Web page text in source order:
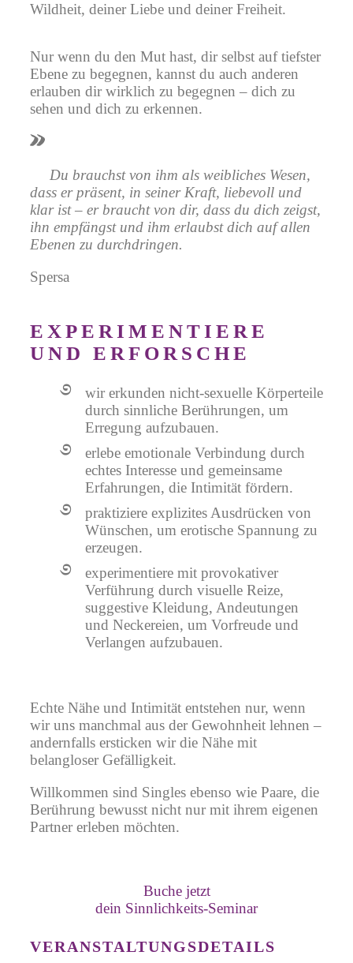
Wildheit, deiner Liebe und deiner Freiheit.
Nur wenn du den Mut hast, dir selbst auf tiefster
Ebene zu begegnen, kannst du auch anderen
erlauben dir wirklich zu begegnen – dich zu
sehen und dich zu erkennen.
Du brauchst von ihm als weibliches Wesen,
dass er präsent, in seiner Kraft, liebevoll und
klar ist – er braucht von dir, dass du dich zeigst,
ihn empfängst und ihm erlaubst dich auf allen
Ebenen zu durchdringen.
Spersa
EXPERIMENTIERE
UND ERFORSCHE
wir erkunden nicht-sexuelle Körperteile
durch sinnliche Berührungen, um
Erregung aufzubauen.
erlebe emotionale Verbindung durch
echtes Interesse und gemeinsame
Erfahrungen, die Intimität fördern.
praktiziere explizites Ausdrücken von
Wünschen, um erotische Spannung zu
erzeugen.
experimentiere mit provokativer
Verführung durch visuelle Reize,
suggestive Kleidung, Andeutungen
und Neckereien, um Vorfreude und
Verlangen aufzubauen.
Echte Nähe und Intimität entstehen nur, wenn
wir uns manchmal aus der Gewohnheit lehnen –
andernfalls ersticken wir die Nähe mit
belangloser Gefälligkeit.
Willkommen sind Singles ebenso wie Paare, die
Berührung bewusst nicht nur mit ihrem eigenen
Partner erleben möchten.
Buche jetzt
dein Sinnlichkeits-Seminar
VERANSTALTUNGSDETAILS